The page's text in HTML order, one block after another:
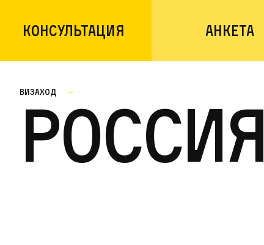
Консультация Анкета
Визаход
Россия